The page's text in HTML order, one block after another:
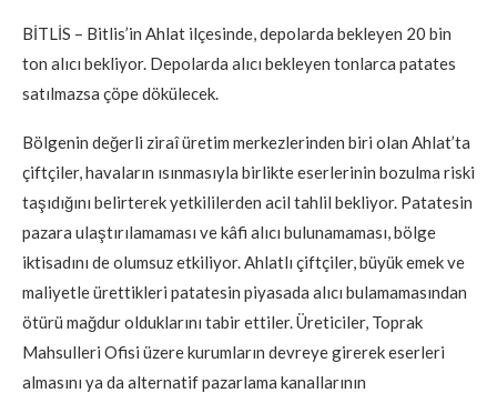
BİTLİS – Bitlis’in Ahlat ilçesinde, depolarda bekleyen 20 bin
ton alıcı bekliyor. Depolarda alıcı bekleyen tonlarca patates
satılmazsa çöpe dökülecek.
Bölgenin değerli ziraî üretim merkezlerinden biri olan Ahlat’ta
çiftçiler, havaların ısınmasıyla birlikte eserlerinin bozulma riski
taşıdığını belirterek yetkililerden acil tahlil bekliyor. Patatesin
pazara ulaştırılamaması ve kâfi alıcı bulunamaması, bölge
iktisadını de olumsuz etkiliyor. Ahlatlı çiftçiler, büyük emek ve
maliyetle ürettikleri patatesin piyasada alıcı bulamamasından
ötürü mağdur olduklarını tabir ettiler. Üreticiler, Toprak
Mahsulleri Ofisi üzere kurumların devreye girerek eserleri
almasını ya da alternatif pazarlama kanallarının